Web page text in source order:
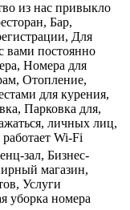
из нас привыкло
Бар,
Для
вами постоянно
Номера для
Отопление,
для курения,
Парковка для,
личных лиц,
Wi-Fi
зал, Бизнес-
магазин,
Услуги
уборка номера